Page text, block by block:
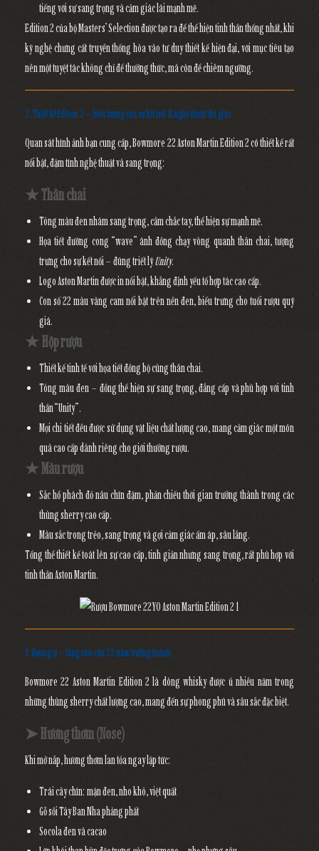
tiếng với sự sang trọng và cảm giác lái mạnh mẽ.
Edition 2 của bộ Masters’ Selection được tạo ra để thể hiệntinh thần thống nhất, khi
kỹ nghệ chưng cất truyền thống hòa vào tư duy thiết kế hiện đại, với mục tiêu tạo
nên một tuyệt tác không chỉ để thưởng thức, mà còn để chiêm ngưỡng.
2. Thiết kế Edition 2 – biểu tượng của sự kết nối & nghệ thuật thị giác
Quan sát hình ảnh bạn cung cấp, Bowmore 22 Aston Martin Edition 2 có thiết kế rất
nổi bật, đậm tính nghệ thuật và sang trọng:
★ Thân chai
Tông màu đen nhám sang trọng, cầm chắc tay, thể hiện sự mạnh mẽ.
Họa tiếtđường cong “wave” ánh đồng chạy vòng quanh thân chai, tượng
trưng cho sự kết nối – đúng triết lýUnity.
LogoAston Martinđược in nổi bật, khẳng định yếu tố hợp tác cao cấp.
Con số22 màu vàng cam nổi bật trên nền đen, biểu trưng cho tuổi rượu quý
giá.
★ Hộp rượu
Thiết kế tinh tế với họa tiết đồng bộ cùng thân chai.
Tông màu đen – đồng thể hiện sự sang trọng, đẳng cấp và phù hợp với tinh
thần “Unity”.
Mọi chi tiết đều được sử dụng vật liệu chất lượng cao, mang cảm giác một món
quà cao cấp dành riêng cho giới thưởng rượu.
★ Màu rượu
Sắchổ phách đỏ nâu chín đậm, phản chiếu thời gian trưởng thành trong các
thùng sherry cao cấp.
Màu sắc trong trẻo, sang trọng và gợi cảm giác ấm áp, sâu lắng.
Tổng thể thiết kế toát lên sự cao cấp, tinh giản nhưng sang trọng, rất phù hợp với
tinh thần Aston Martin.
3. Hương vị – tầng sâu của 22 năm trưởng thành
Bowmore 22 Aston Martin Edition 2 là dòng whisky được ủ nhiều năm trong
những thùng sherry chất lượng cao, mang đến sự phong phú và sâu sắc đặc biệt.
➤ Hương thơm (Nose)
Khi mở nắp, hương thơm lan tỏa ngay lập tức:
Trái cây chín: mận đen, nho khô, việt quất
Gỗ sồi Tây Ban Nha phảng phất
Socola đen và cacao